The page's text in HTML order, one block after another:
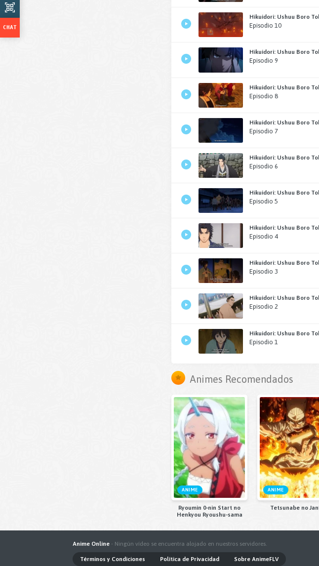
Hikuidori: Ushuu Boro
Episodio 10
Hikuidori: Ushuu Boro
Episodio 9
Hikuidori: Ushuu Boro
Episodio 8
Hikuidori: Ushuu Boro
Episodio 7
Hikuidori: Ushuu Boro
Episodio 6
Hikuidori: Ushuu Boro
Episodio 5
Hikuidori: Ushuu Boro
Episodio 4
Hikuidori: Ushuu Boro
Episodio 3
Hikuidori: Ushuu Boro
Episodio 2
Hikuidori: Ushuu Boro
Episodio 1
Animes Recomendados
ANIME
Ryoumin 0-nin Start no
Henkyou Ryoushu-sama
ANIME
Tetsunabe no
Anime Online - Ningún vídeo se encuentra alojado en nuestros servidores.
Términos y Condiciones Política de Privacidad Sobre AnimeFLV